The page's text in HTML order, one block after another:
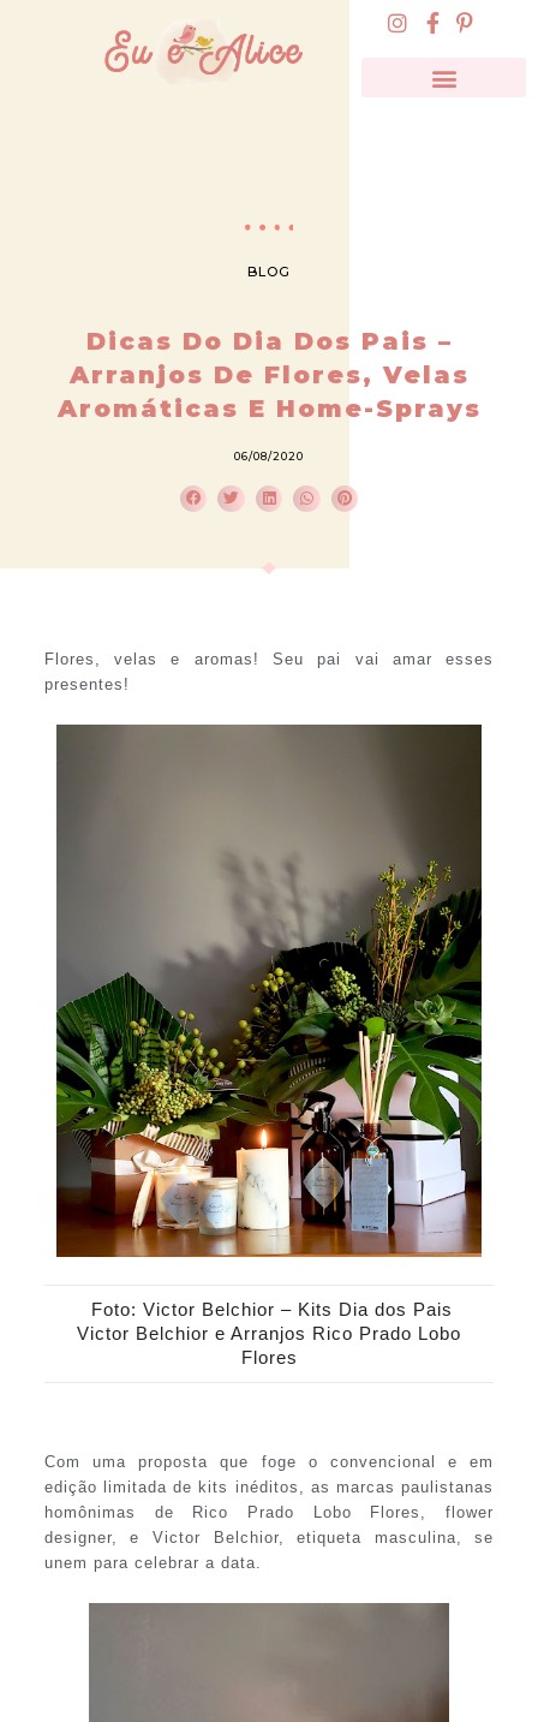
BLOG
Dicas Do Dia Dos Pais –
Arranjos De Flores, Velas
Aromáticas E Home-Sprays
06/08/2020
Flores, velas e aromas! Seu pai vai amar esses
presentes!
Foto: Victor Belchior – Kits Dia dos Pais
Victor Belchior e Arranjos Rico Prado Lobo
Flores
Com uma proposta que foge o convencional e em
edição limitada de kits inéditos, as marcas paulistanas
homônimas de Rico Prado Lobo Flores, flower
designer, e Victor Belchior, etiqueta masculina, se
unem para celebrar a data.